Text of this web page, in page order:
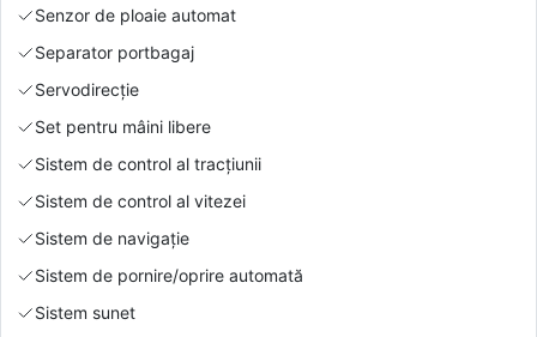
Senzor de ploaie automat
Separator portbagaj
Servodirecție
Set pentru mâini libere
Sistem de control al tracțiunii
Sistem de control al vitezei
Sistem de navigație
Sistem de pornire/oprire automată
Sistem sunet